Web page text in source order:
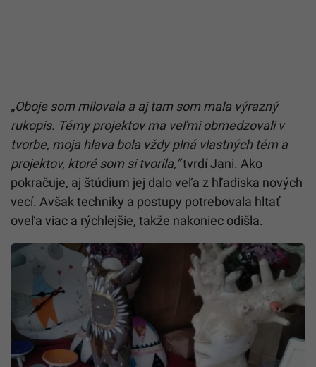
„Oboje som milovala a aj tam som mala výrazný
rukopis. Témy projektov ma veľmi obmedzovali v
tvorbe, moja hlava bola vždy plná vlastných tém a
projektov, ktoré som si tvorila,“tvrdí Jani. Ako
pokračuje, aj štúdium jej dalo veľa z hľadiska nových
vecí. Avšak techniky a postupy potrebovala hltať
oveľa viac a rýchlejšie, takže nakoniec odišla.